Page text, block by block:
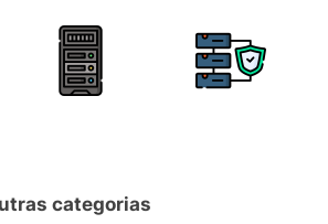
categorias